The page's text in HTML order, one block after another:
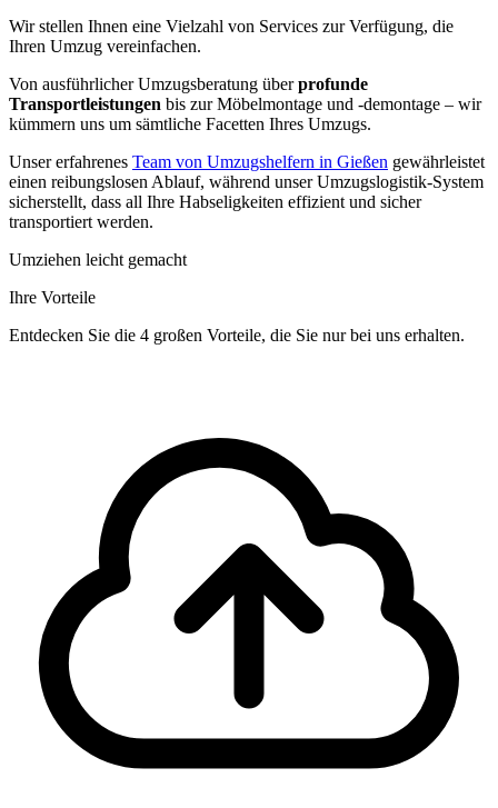
Wir stellen Ihnen eine Vielzahl von Services zur Verfügung, die
Ihren Umzug vereinfachen.
Von ausführlicher Umzugsberatung überprofunde
Transportleistungen bis zur Möbelmontage und -demontage – wir
kümmern uns um sämtliche Facetten Ihres Umzugs.
Unser erfahrenes Team von Umzugshelfern in Gießen gewährleistet
einen reibungslosen Ablauf, während unser Umzugslogistik-System
sicherstellt, dass all Ihre Habseligkeiten effizient und sicher
transportiert werden.
Umziehen leicht gemacht
Ihre Vorteile
Entdecken Sie die 4 großen Vorteile, die Sie nur bei uns erhalten.